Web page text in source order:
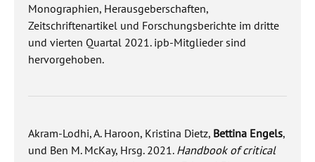
Monographien, Herausgeberschaften,
Zeitschriftenartikel und Forschungsberichte im dritte
und vierten Quartal 2021. ipb-Mitglieder sind
hervorgehoben.
Akram-Lodhi, A. Haroon, Kristina Dietz, Bettina Engels,
und Ben M. McKay, Hrsg. 2021.Handbook of critical